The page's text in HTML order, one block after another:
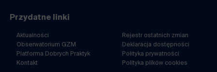
Przydatne linki
Aktualności
Obserwatorium GZM
Platforma Dobrych Praktyk
Kontakt
Rejestr ostatnich zmian
Deklaracja dostępności
Polityka prywatności
Polityka plików cookies